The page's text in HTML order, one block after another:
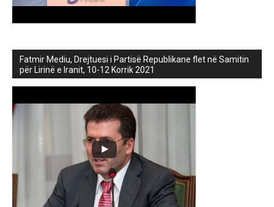
Fatmir Mediu, Drejtuesi i Partisë Republikane flet në Samitin
për Lirinë e Iranit, 10-12 Korrik 2021